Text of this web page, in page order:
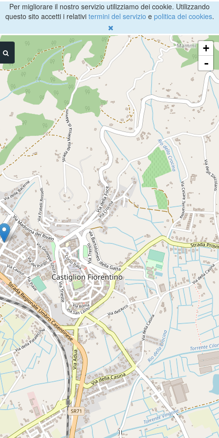
Per migliorare il nostro servizio utilizziamo dei cookie. Utilizzando
questo sito accetti i relativi termini del servizio e politica dei cookies.
+
-